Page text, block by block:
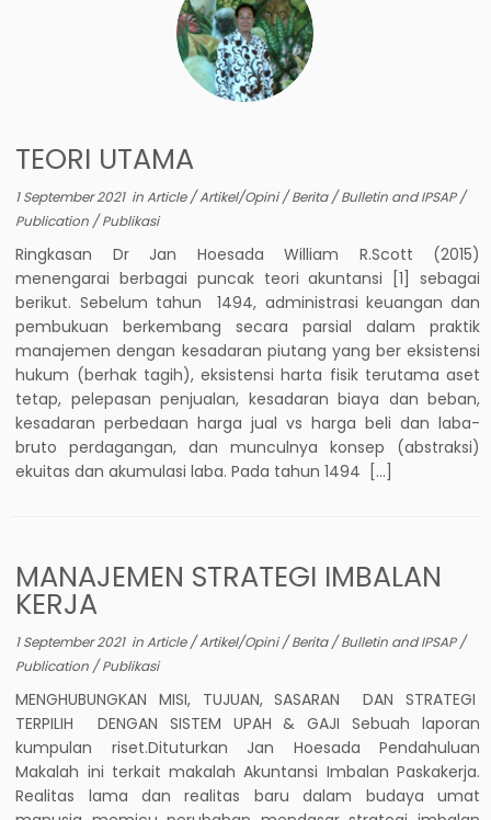
TEORI UTAMA
1 September 2021inArticle/Artikel/Opini/Berita/Bulletin and IPSAP/
Publication /Publikasi
Ringkasan Dr Jan Hoesada William R.Scott (2015)
menengarai berbagai puncak teori akuntansi [1] sebagai
berikut. Sebelum tahun 1494, administrasi keuangan dan
pembukuan berkembang secara parsial dalam praktik
manajemen dengan kesadaran piutang yang ber eksistensi
hukum (berhak tagih), eksistensi harta fisik terutama aset
tetap, pelepasan penjualan, kesadaran biaya dan beban,
kesadaran perbedaan harga jual vs harga beli dan laba-
bruto perdagangan, dan munculnya konsep (abstraksi)
ekuitas dan akumulasi laba. Pada tahun 1494 […]
MANAJEMEN STRATEGI IMBALAN
KERJA
1 September 2021inArticle/Artikel/Opini/Berita/Bulletin and IPSAP/
Publication /Publikasi
MENGHUBUNGKAN MISI, TUJUAN, SASARAN DAN STRATEGI
TERPILIH DENGAN SISTEM UPAH & GAJI Sebuah laporan
kumpulan riset.Dituturkan Jan Hoesada Pendahuluan
Makalah ini terkait makalah Akuntansi Imbalan Paskakerja.
Realitas lama dan realitas baru dalam budaya umat